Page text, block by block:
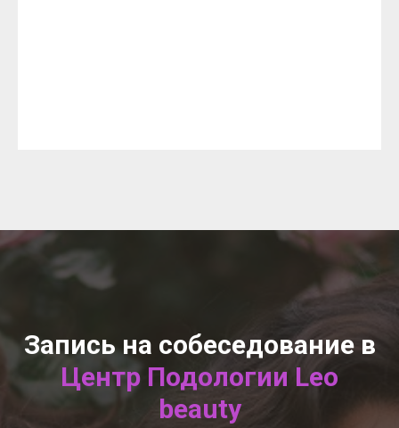
Запись на собеседование в
Центр Подологии Leo
beauty